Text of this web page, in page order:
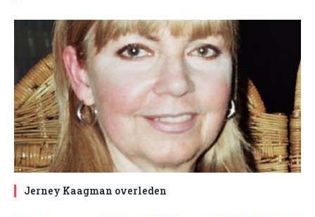
Jerney Kaagman overleden